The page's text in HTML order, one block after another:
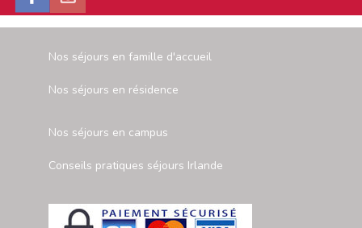
Nos séjours en famille d'accueil
Nos séjours en résidence
Nos séjours en campus
Conseils pratiques séjours Irlande